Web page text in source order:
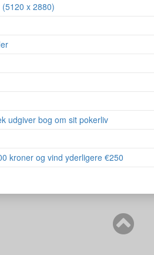
x 2880)
udgiver bog om sit pokerliv
kroner og vind yderligere €250